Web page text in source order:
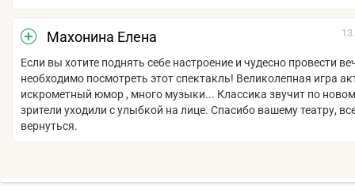
Махонина Елена
Если вы хотите поднять себе настроение и чудесно провести
необходимо посмотреть этот спектакль! Великолепная игра
искрометный юмор , много музыки... Классика звучит по
зрители уходили с улыбкой на лице. Спасибо вашему театру,
вернуться.